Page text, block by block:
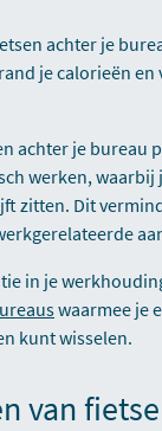
achter je
je calorieën en
achter je bureau
werken, waarbij
zitten. Dit
in je
waarmee je
kunt wisselen.
van